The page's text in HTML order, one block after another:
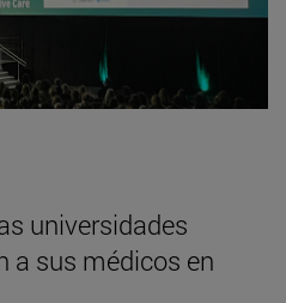
universidades
a sus médicos en